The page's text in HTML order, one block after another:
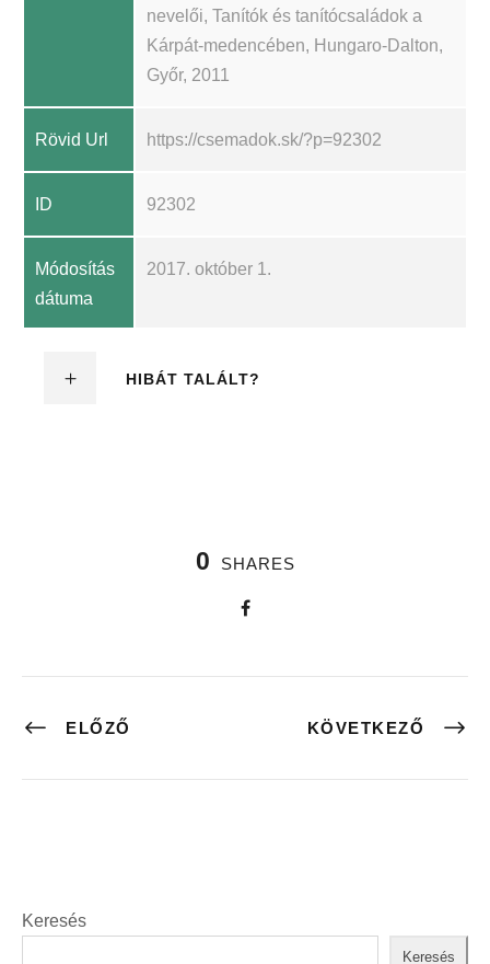
nevelői, Tanítók és tanítócsaládok a
Kárpát-medencében, Hungaro-Dalton,
Győr, 2011
Rövid Url https://csemadok.sk/?p=92302
ID 92302
Módosítás
dátuma
2017. október 1.
HIBÁT TALÁLT?
0 SHARES
ELŐZŐ KÖVETKEZŐ
Keresés
Keresés